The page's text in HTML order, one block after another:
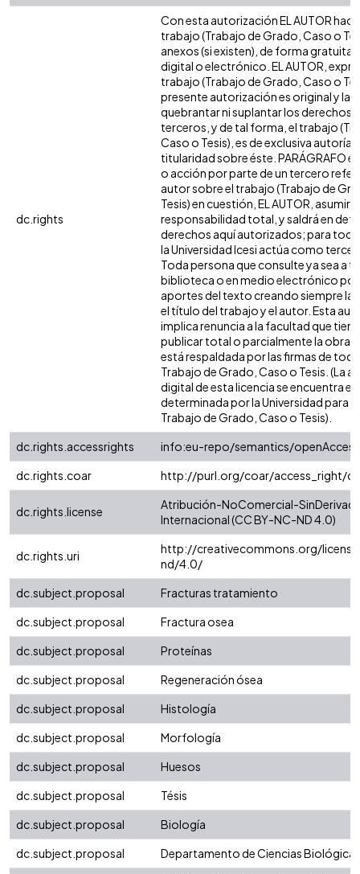
dc.rights
Con esta autorización EL AUTOR
trabajo (Trabajo de Grado, Caso o
anexos (si existen), de forma gratuita
digital o electrónico. EL AUTOR,
trabajo (Trabajo de Grado, Caso o
presente autorización es original y la
quebrantar ni suplantar los derechos
terceros, y de tal forma, el trabajo
Caso o Tesis), es de exclusiva autoría
titularidad sobre éste. PARÁGRAFO
o acción por parte de un tercero
autor sobre el trabajo (Trabajo de
Tesis) en cuestión, EL AUTOR, asumirá
responsabilidad total, y saldrá en
derechos aquí autorizados; para
la Universidad Icesi actúa como
Toda persona que consulte ya sea a
biblioteca o en medio electrónico
aportes del texto creando siempre la
el título del trabajo y el autor. Esta
implica renuncia a la facultad que tiene
publicar total o parcialmente la obra.
está respaldada por las firmas de
Trabajo de Grado, Caso o Tesis. (La
digital de esta licencia se encuentra
determinada por la Universidad para
Trabajo de Grado, Caso o Tesis).
dc.rights.accessrights
info:eu-repo/semantics/openAccess
dc.rights.coar
http://purl.org/coar/access_right/
dc.rights.license
Atribución-NoComercial-
Internacional (CC BY-NC-ND 4.0)
dc.rights.uri
http://creativecommons.org/
nd/4.0/
dc.subject.proposal
Fracturas tratamiento
dc.subject.proposal
Fractura osea
dc.subject.proposal
Proteínas
dc.subject.proposal
Regeneración ósea
dc.subject.proposal
Histología
dc.subject.proposal
Morfología
dc.subject.proposal
Huesos
dc.subject.proposal
Tésis
dc.subject.proposal
Biología
dc.subject.proposal
Departamento de Ciencias Biológicas